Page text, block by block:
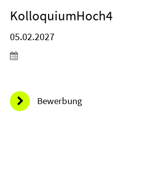
KolloquiumHoch4
05.02.2027
Bewerbung